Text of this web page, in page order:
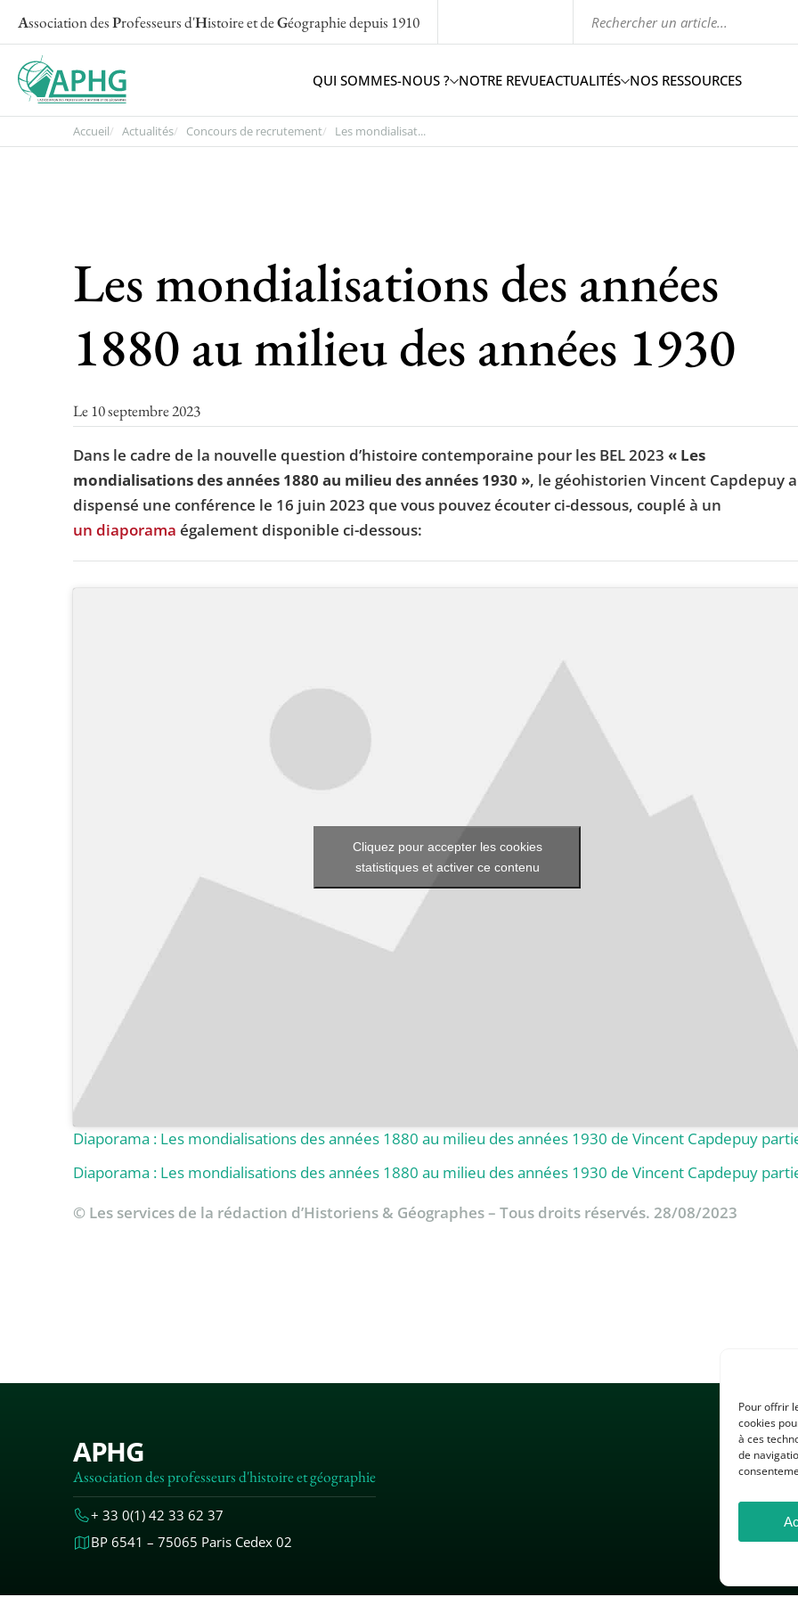
Pour offrir
cookies
à ces
de
Association desProfesseurs d'Histoire et deGéographiedepuis 1910
QUI SOMMES-NOUS ? NOTRE REVUEACTUALITÉS NOS RESSOURCES
Accueil Actualités Concours de recrutement Les mondialisat...
Les mondialisations des années
1880 au milieu des années 1930
Le 10 septembre 2023
Dans le cadre de la nouvelle question d’histoire contemporaine pour les BEL 2023 « Les
mondialisations des années 1880 au milieu des années 1930 », le géohistorien Vincent Capdepuy a
dispensé une conférence le 16 juin 2023 que vous pouvez écouter ci-dessous, couplé à un
un diaporama également disponible ci-dessous:
Cliquez pour accepter les cookies
statistiques et activer ce contenu
Diaporama : Les mondialisations des années 1880 au milieu des années 1930 de Vincent Capdepuy
Diaporama : Les mondialisations des années 1880 au milieu des années 1930 de Vincent Capdepuy
© Les services de la rédaction d’Historiens & Géographes – Tous droits réservés. 28/08/2023
APHG
Association des professeurs d'histoire et géographie
+ 33 0(1) 42 33 62 37
BP 6541 – 75065 Paris Cedex 02